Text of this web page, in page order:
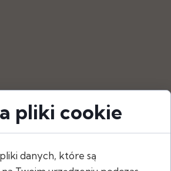
zewnątrz. Dodatkowo
pliki cookie
danych, które są